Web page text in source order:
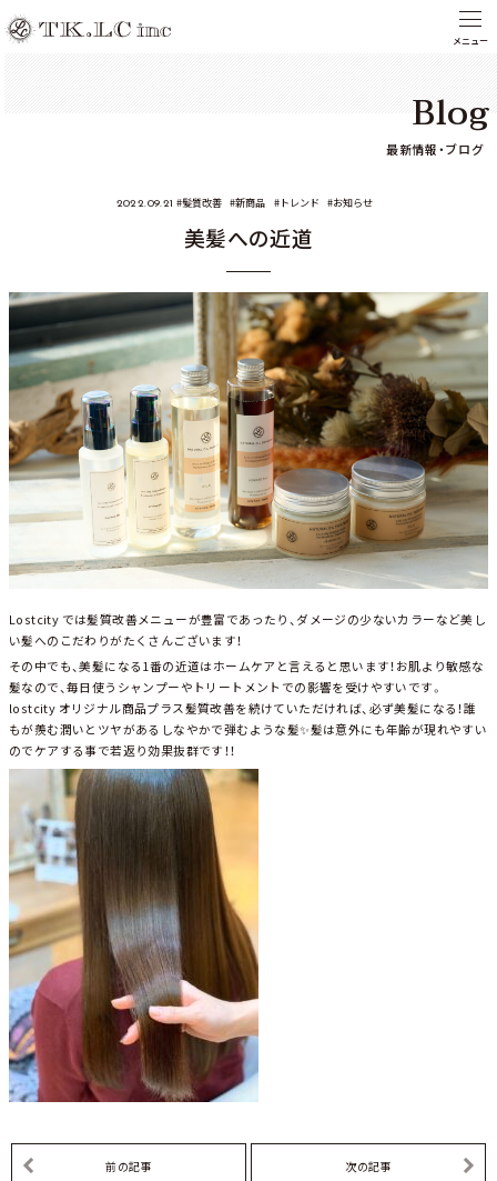
Blog
最新情報・ブログ
2022.09.21 髪質改善 新商品 トレンド お知らせ
美髪への近道
Lostcity では髪質改善メニューが豊富であったり、ダメージの少ないカラーなど美し
い髪へのこだわりがたくさんございます！
その中でも、美髪になる1番の近道はホームケアと言えると思います！お肌より敏感な
髪なので、毎日使うシャンプーやトリートメントでの影響を受けやすいです。
lostcity オリジナル商品プラス髪質改善を続けていただければ、必ず美髪になる！誰
もが羨む潤いとツヤがあるしなやかで弾むような髪✨髪は意外にも年齢が現れやすい
のでケアする事で若返り効果抜群です！！
前の記事 次の記事